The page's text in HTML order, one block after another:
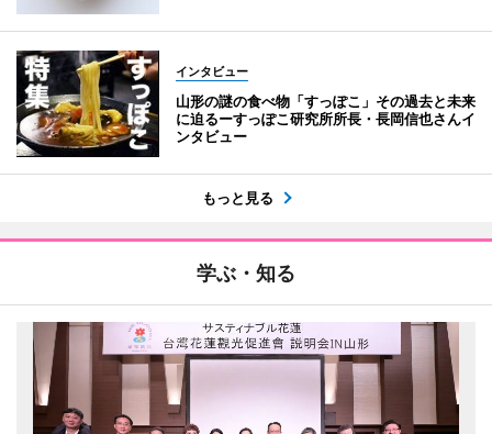
インタビュー
山形の謎の食べ物「すっぽこ」その過去と未来
に迫るーすっぽこ研究所所長・長岡信也さんイ
ンタビュー
もっと見る
学ぶ・知る